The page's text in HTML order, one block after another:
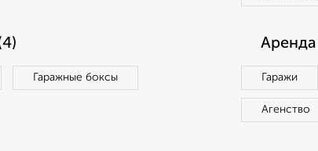
Гаражные боксы Гаражи
Агенство